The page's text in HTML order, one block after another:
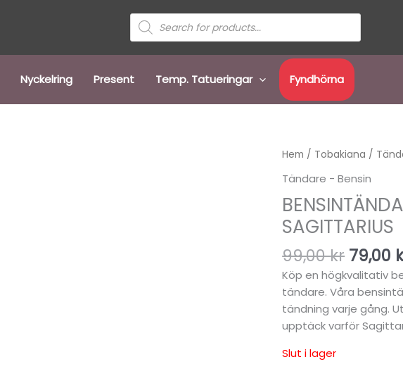
Sök
efter
produkter
Nyckelring Present Temp. Tatueringar Fyndhörna
Hem / Tobakiana /
Tändare - Bensin
SAGITTARIUS
99,00kr
Det
priset
var:
99,00
79,00
Köp en högkvalitativ
tändare. Våra
tändning varje gång.
upptäck varför
Slut i lager